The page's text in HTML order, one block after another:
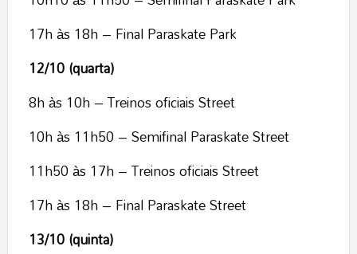
17h às 18h – Final Paraskate Park
12/10 (quarta)
8h às 10h – Treinos oficiais Street
10h às 11h50 – Semifinal Paraskate Street
11h50 às 17h – Treinos oficiais Street
17h às 18h – Final Paraskate Street
13/10 (quinta)